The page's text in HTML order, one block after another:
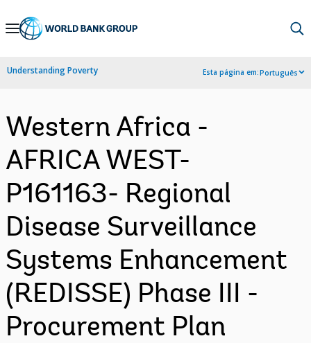
Skip
Navigation
Understanding Poverty Esta página em:Português
Western Africa -
AFRICA WEST-
P161163- Regional
Disease Surveillance
Systems Enhancement
(REDISSE) Phase III -
Procurement Plan